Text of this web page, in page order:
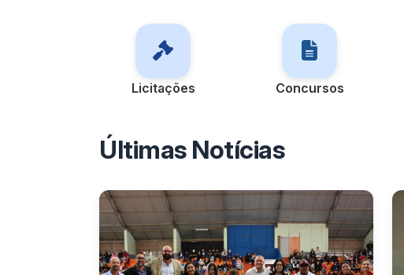
Licitações Concursos
Últimas Notícias